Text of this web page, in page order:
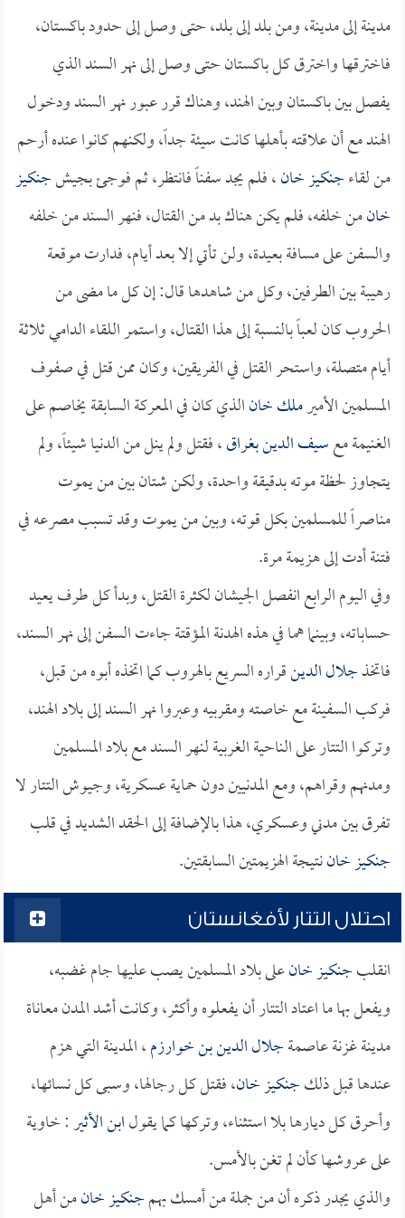
مدينة إلى مدينة، ومن بلد إلى بلد، حتى وصل إلى حدود باكستان،
فاخترقها واخترق كل باكستان حتى وصل إلى نهر السند الذي
يفصل بين باكستان وبين الهند، وهناك قرر عبور نهر السند ودخول
الهند مع أن علاقته بأهلها كانت سيئة جداً، ولكنهم كانوا عنده أرحم
من لقاءجنكيز خان، فلم يجد سفناً فانتظر، ثم فوجئ بجيشجنكيز
خانمن خلفه، فلم يكن هناك بد من القتال، فنهر السند من خلفه
والسفن على مسافة بعيدة، ولن تأتي إلا بعد أيام، فدارت موقعة
رهيبة بين الطرفين، وكل من شاهدها قال: إن كل ما مضى من
الحروب كان لعباً بالنسبة إلى هذا القتال، واستمر اللقاء الدامي ثلاثة
أيام متصلة، واستحر القتل في الفريقين، وكان ممن قتل في صفوف
المسلمين الأميرملك خانالذي كان في المعركة السابقة يخاصم على
الغنيمة معسيف الدين بغراق، فقتل ولم ينل من الدنيا شيئاً، ولم
يتجاوز لحظة موته بدقيقة واحدة، ولكن شتان بين من يموت
مناصراً للمسلمين بكل قوته، وبين من يموت وقد تسبب مصرعه في
فتنة أدت إلى هزيمة مرة.
وفي اليوم الرابع انفصل الجيشان لكثرة القتل، وبدأ كل طرف يعيد
حساباته، وبينما هما في هذه الهدنة المؤقتة جاءت السفن إلى نهر السند،
فاتخذجلال الدينقراره السريع بالهروب كما اتخذه أبوه من قبل،
فركب السفينة مع خاصته ومقربيه وعبروا نهر السند إلى بلاد الهند،
وتركوا التتار على الناحية الغربية لنهر السند مع بلاد المسلمين
ومدنهم وقراهم، ومع المدنيين دون حماية عسكرية، وجيوش التتار لا
تفرق بين مدني وعسكري، هذا بالإضافة إلى الحقد الشديد في قلب
جنكيز خاننتيجة الهزيمتين السابقتين.
احتلال التتار لأفغانستان
انقلبجنكيز خانعلى بلاد المسلمين يصب عليها جام غضبه،
ويفعل بها ما اعتاد التتار أن يفعلوه وأكثر، وكانت أشد المدن معاناة
مدينة غزنة عاصمةجلال الدين بن خوارزم، المدينة التي هزم
عندها قبل ذلكجنكيز خان، فقتل كل رجالها، وسبى كل نسائها،
وأحرق كل ديارها بلا استثناء، وتركها كما يقولابن الأثير: خاوية
على عروشها كأن لم تغن بالأمس.
والذي يجدر ذكره أن من جملة من أمسك بهمجنكيز خانمن أهل